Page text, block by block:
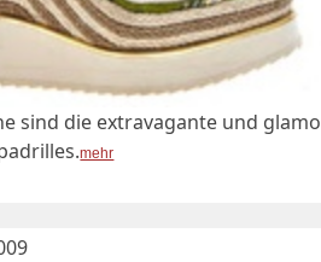
sind die extravagante und
mehr